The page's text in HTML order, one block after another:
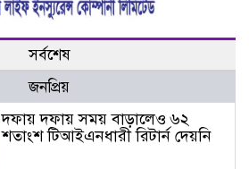
সর্বশেষ
জনপ্রিয়
দফায় দফায় সময় বাড়ালেও ৬২
শতাংশ টিআইএনধারী রিটার্ন দেয়নি